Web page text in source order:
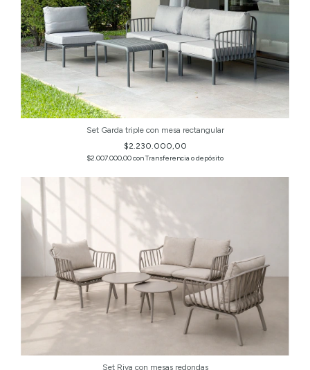
Set Garda triple con mesa rectangular
$2.230.000,00
$2.007.000,00conTransferencia o depósito
Set Riva con mesas redondas